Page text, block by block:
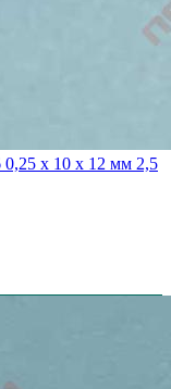
х 10 х 12 мм 2,5